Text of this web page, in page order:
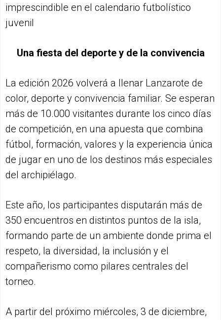
imprescindible en el calendario futbolístico
juvenil
Una fiesta del deporte y de la convivencia
La edición 2026 volverá a llenar Lanzarote de
color, deporte y convivencia familiar. Se esperan
más de 10.000 visitantes durante los cinco días
de competición, en una apuesta que combina
fútbol, formación, valores y la experiencia única
de jugar en uno de los destinos más especiales
del archipiélago.
Este año, los participantes disputarán más de
350 encuentros en distintos puntos de la isla,
formando parte de un ambiente donde prima el
respeto, la diversidad, la inclusión y el
compañerismo como pilares centrales del
torneo.
A partir del próximo miércoles, 3 de diciembre,